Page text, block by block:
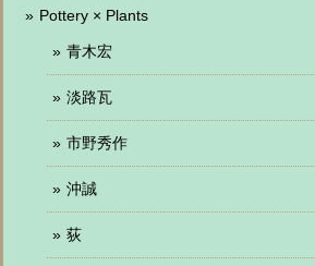
Pottery × Plants
青木宏
淡路瓦
市野秀作
沖誠
荻